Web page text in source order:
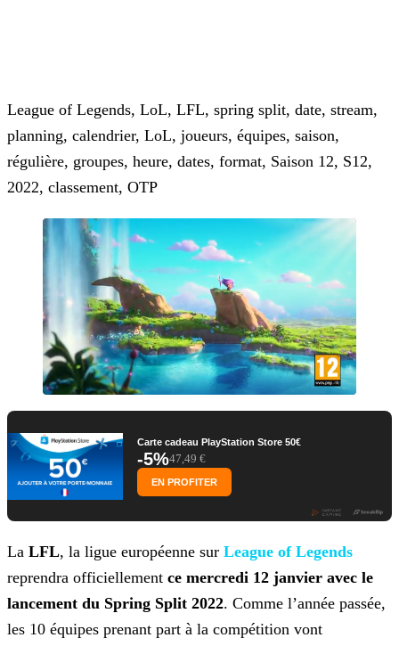
League of Legends, LoL, LFL, spring split, date, stream,
planning, calendrier, LoL, joueurs, équipes, saison,
régulière, groupes, heure, dates, format, Saison 12, S12,
2022, classement, OTP
Carte cadeau PlayStation Store 50€
-5%47,49 €
EN PROFITER
La LFL, la ligue européenne sur League of Legends
reprendra officiellement ce mercredi 12 janvier avec le
lancement du Spring Split 2022. Comme l’année passée,
les 10 équipes prenant part à la compétition vont